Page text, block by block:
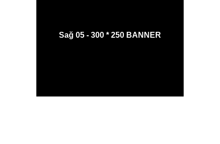
Sağ 05 - 300 * 250 BANNER